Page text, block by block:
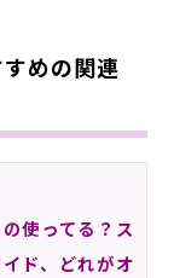
めの関連
使ってる？ス
ド、どれがオ